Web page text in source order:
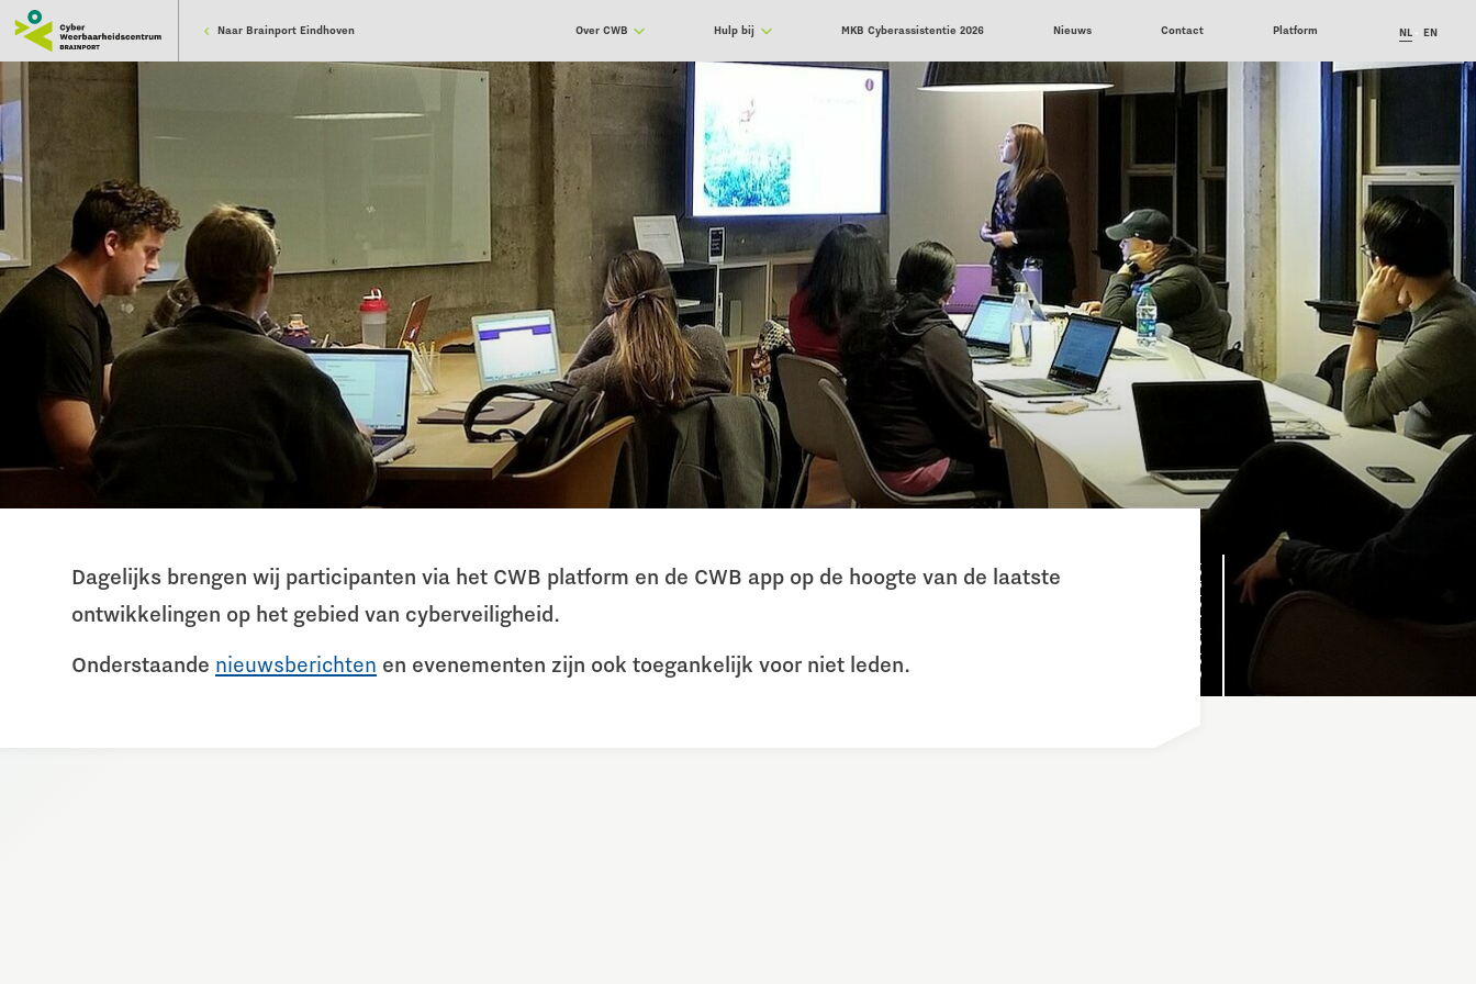
Naar Brainport Eindhoven Over CWB Hulp bij MKB Cyberassistentie 2026 Nieuws Contact Platform NL EN
Scroll verder
Dagelijks brengen wij participanten via het CWB platform en de CWB app op de hoogte van de laatste
ontwikkelingen op het gebied van cyberveiligheid.
Onderstaande nieuwsberichten en evenementen zijn ook toegankelijk voor niet leden.